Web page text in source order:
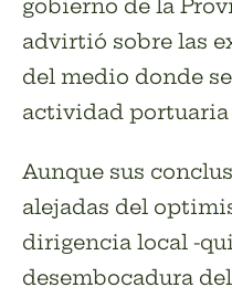
gobierno de la
advirtió sobre las
del medio donde
actividad portuaria
Aunque sus
alejadas del
dirigencia local -
desembocadura